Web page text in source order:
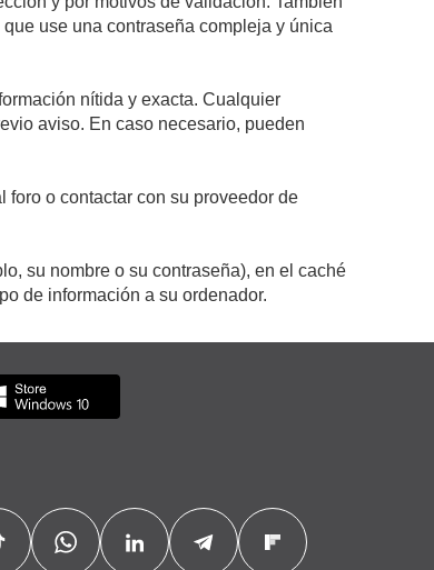
use una contraseña compleja y única
nítida y exacta. Cualquier
aviso. En caso necesario, pueden
foro o contactar con su proveedor de
su nombre o su contraseña), en el caché
de información a su ordenador.